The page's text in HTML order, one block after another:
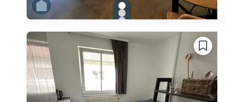
gallery.slide_selector
Zu Slide 1 wechseln
Zu Slide 2 wechseln
Zu Slide 4 wechseln
Zu Slide 5 wechseln
Zu Slide 6 wechseln